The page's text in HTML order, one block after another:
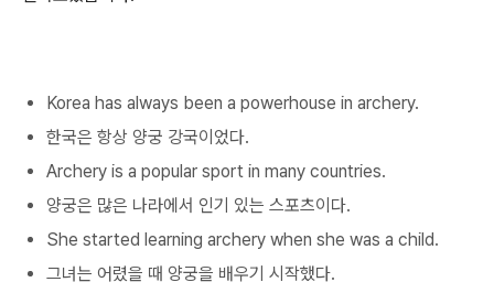
Korea has always been a powerhouse in archery.
한국은 항상 양궁 강국이었다.
Archery is a popular sport in many countries.
양궁은 많은 나라에서 인기 있는 스포츠이다.
She started learning archery when she was a child.
그녀는 어렸을 때 양궁을 배우기 시작했다.